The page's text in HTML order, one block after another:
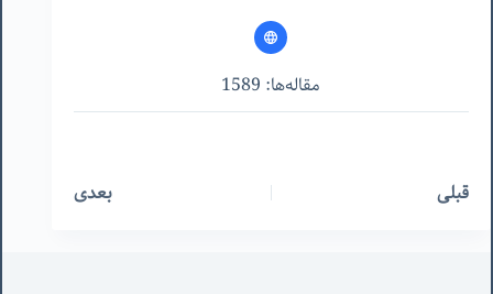
مقاله‌ها: 1589
قبلی بعدی